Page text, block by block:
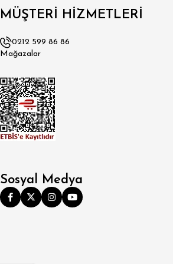
MÜŞTERİ HİZMETLERİ
0212 599 86 86
Mağazalar
Sosyal Medya